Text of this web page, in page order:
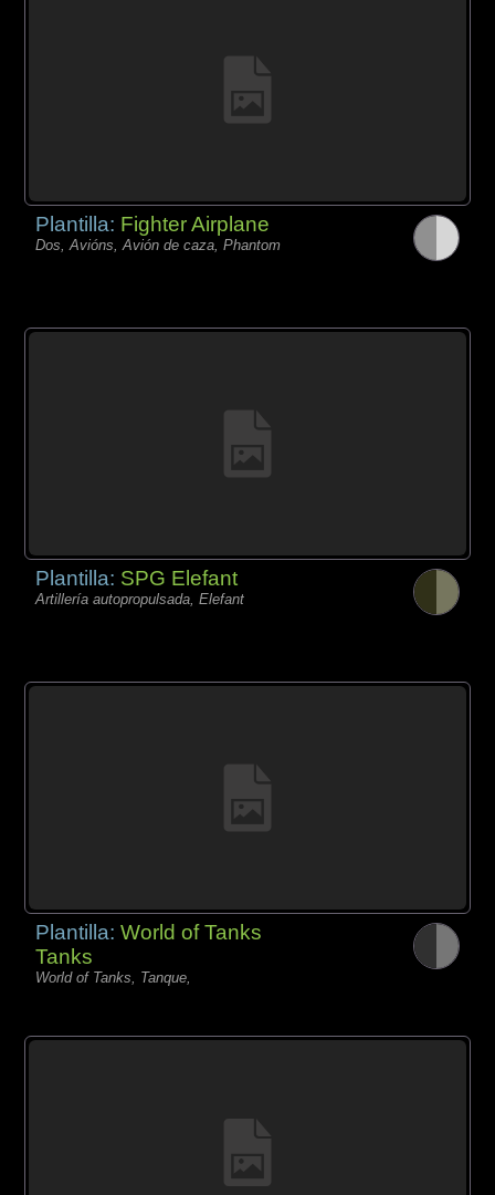
Plantilla: Fighter Airplane
Dos, Avións, Avión de caza, Phantom
Plantilla: SPG Elefant
Artillería autopropulsada, Elefant
Plantilla:World of Tanks
Tanks
World of Tanks, Tanque,